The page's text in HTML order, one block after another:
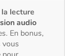
lecture
audio
En bonus,
vous